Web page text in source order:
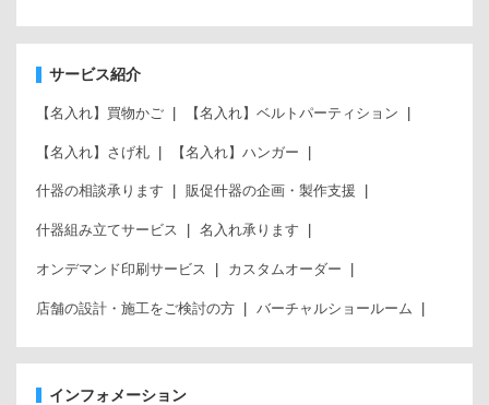
サービス紹介
【名入れ】買物かご 【名入れ】ベルトパーティション
【名入れ】さげ札 【名入れ】ハンガー
什器の相談承ります 販促什器の企画・製作支援
什器組み立てサービス 名入れ承ります
オンデマンド印刷サービス カスタムオーダー
店舗の設計・施工をご検討の方 バーチャルショールーム
インフォメーション